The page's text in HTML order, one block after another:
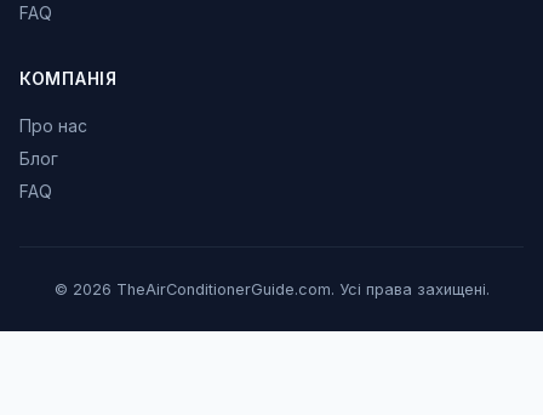
FAQ
КОМПАНІЯ
Про нас
Блог
FAQ
© 2026 TheAirConditionerGuide.com. Усі права захищені.